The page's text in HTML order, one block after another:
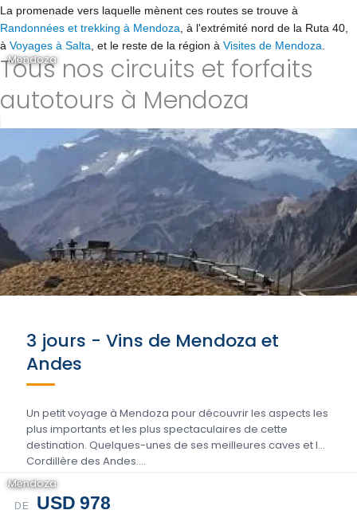
La promenade vers laquelle mènent ces routes se trouve à
Randonnées et trekking à Mendoza , à l'extrémité nord de la Ruta 40,
à Voyages à Salta , et le reste de la région à Visites de Mendoza
Tous nos circuits et forfaits
autotours à Mendoza
Mendoza
3 jours - Vins de Mendoza et
Andes
Un petit voyage à Mendoza pour découvrir les aspects les
plus importants et les plus spectaculaires de cette
destination. Quelques-unes de ses meilleures caves et la
Cordillère des Andes....
DE USD 978
Mendoza